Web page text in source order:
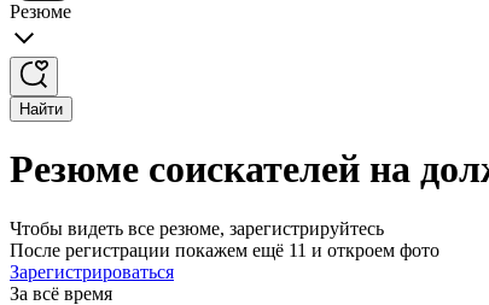
Резюме
Найти
Резюме соискателей на
Чтобы видеть все резюме, зарегистрируйтесь
После регистрации покажем ещё 11 и откроем фото
Зарегистрироваться
За всё время